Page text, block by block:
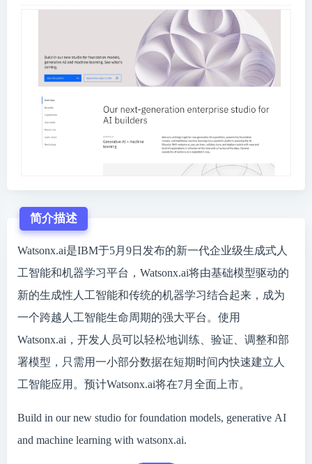
简介描述
Watsonx.ai是IBM于5月9日发布的新一代企业级生成式人
工智能和机器学习平台，Watsonx.ai将由基础模型驱动的
新的生成性人工智能和传统的机器学习结合起来，成为
一个跨越人工智能生命周期的强大平台。使用
Watsonx.ai，开发人员可以轻松地训练、验证、调整和部
署模型，只需用一小部分数据在短期时间内快速建立人
工智能应用。预计Watsonx.ai将在7月全面上市。
Build in our new studio for foundation models, generative AI
and machine learning with watsonx.ai.